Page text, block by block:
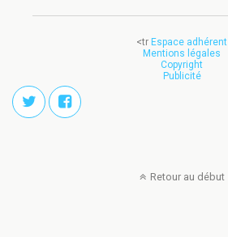
<tr Espace adhérent
Mentions légales
Copyright
Publicité
Retour au début